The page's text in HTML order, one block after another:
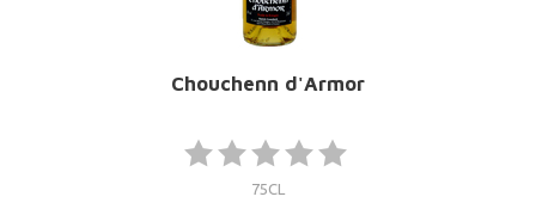
Chouchenn d'Armor
75CL